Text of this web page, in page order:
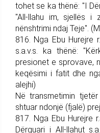
tohet se ka thënë: "I
"All-llahu im, sjellës i
nënshtrimi ndaj Teje".
816. Nga Ebu Hurejre
s.a.v.s. ka thënë:
presionet e spro­vave,
keqësimi i fatit dhe
alejhi)
Në transmetimin
shtuar ndonjë (fjalë)
817. Nga Ebu Hurejre
Dër­guari i All-llahut